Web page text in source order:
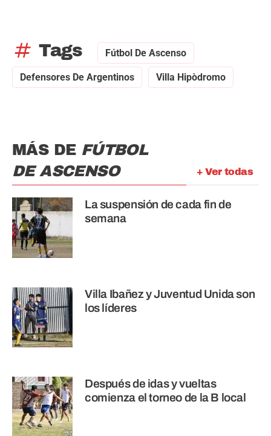
tag Tags Fútbol De Ascenso
Defensores De Argentinos Villa Hipòdromo
+ Ver todas
MÁS DE FÚTBOL
DE ASCENSO
La suspensión de cada fin de
semana
Villa Ibañez y Juventud Unida son
los líderes
Después de idas y vueltas
comienza el torneo de la B local